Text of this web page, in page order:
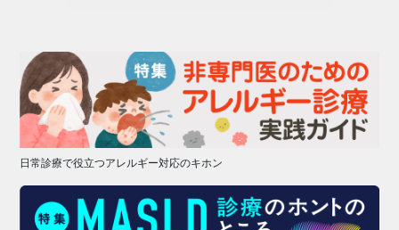
日常診療で役立つアレルギー対応のキホン